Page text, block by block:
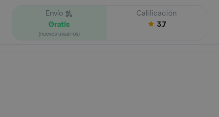
Envío
Gratis
(nuevos usuarios)
Calificación
3.7